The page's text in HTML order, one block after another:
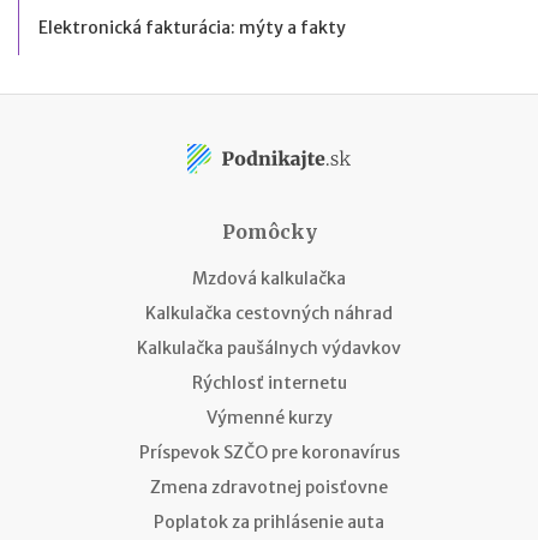
Elektronická fakturácia: mýty a fakty
Pomôcky
Mzdová kalkulačka
Kalkulačka cestovných náhrad
Kalkulačka paušálnych výdavkov
Rýchlosť internetu
Výmenné kurzy
Príspevok SZČO pre koronavírus
Zmena zdravotnej poisťovne
Poplatok za prihlásenie auta